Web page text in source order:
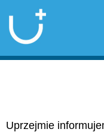
Uprzejmie